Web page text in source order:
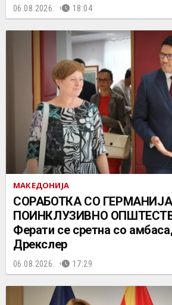
06.08.2026. 18:04
МАКЕДОНИЈА
СОРАБОТКА СО
ПОИНКЛУЗИВНО
Ферати се сретна со
Дрекслер
06.08.2026. 17:29